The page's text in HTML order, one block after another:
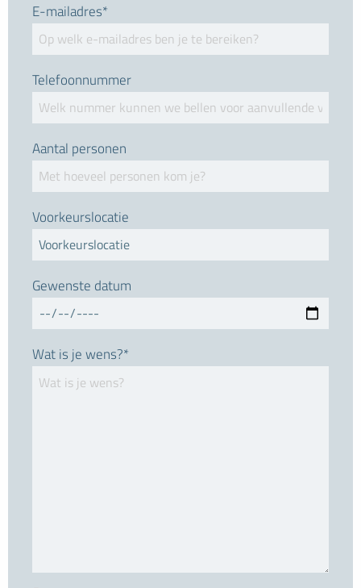
E-mailadres*
Telefoonnummer
Aantal personen
Voorkeurslocatie
Gewenste datum
Wat is je wens?*